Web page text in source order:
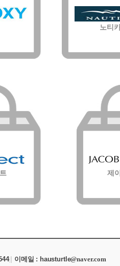
노티
제
| 이메일 : hausturtle@naver.com